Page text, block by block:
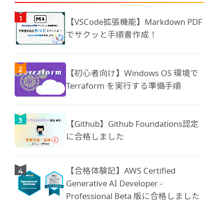
【VSCode拡張機能】Markdown PDF
でサクッと手順書作成！
【初心者向け】Windows OS 環境で
Terraform を実行する準備手順
【Github】Github Foundations認定
に合格しました
【合格体験記】AWS Certified
Generative AI Developer -
Professional Beta 版に合格しました